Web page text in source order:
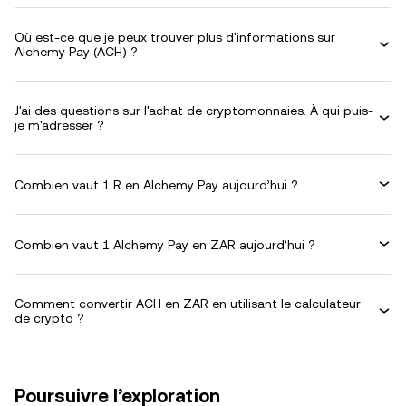
Où est-ce que je peux trouver plus d'informations sur
Alchemy Pay (ACH) ?
J'ai des questions sur l'achat de cryptomonnaies. À qui puis-
je m'adresser ?
Combien vaut 1 R en Alchemy Pay aujourd’hui ?
Combien vaut 1 Alchemy Pay en ZAR aujourd’hui ?
Comment convertir ACH en ZAR en utilisant le calculateur
de crypto ?
Poursuivre l’exploration